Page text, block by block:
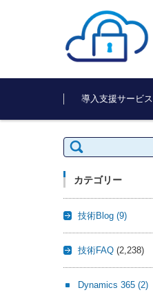
コンテンツに移動
導入支援サービス
検
索:
カテゴリー
技術Blog (9)
技術FAQ (2,238)
Dynamics 365 (2)